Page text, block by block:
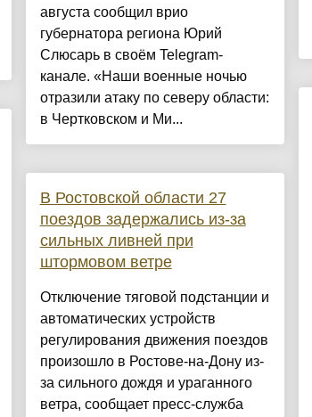
августа сообщил врио
губернатора региона Юрий
Слюсарь в своём Telegram-
канале. «Наши военные ночью
отразили атаку по северу области:
в Чертковском и Ми...
В Ростовской области 27
поездов задержались из-за
сильных ливней при
штормовом ветре
Отключение тяговой подстанции и
автоматических устройств
регулирования движения поездов
произошло в Ростове-на-Дону из-
за сильного дождя и ураганного
ветра, сообщает пресс-служба